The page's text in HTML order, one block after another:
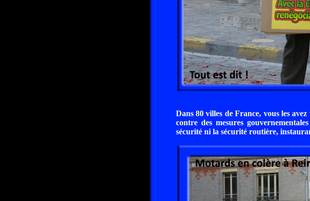
Dans 80 villes de France, vous les
contre des mesures
sécurité ni la sécurité routière,